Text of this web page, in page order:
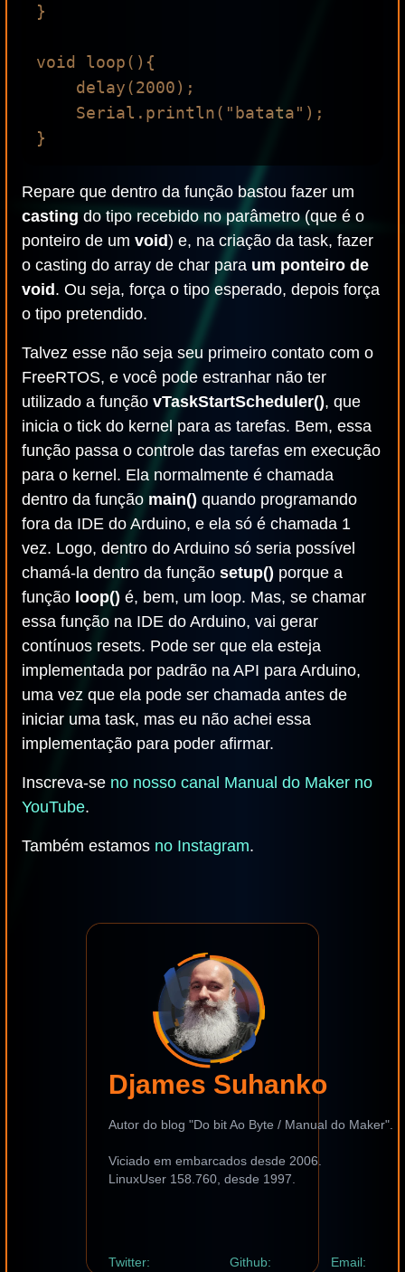
}
void loop(){
Repare que dentro da função bastou fazer um
casting do tipo recebido no parâmetro (que é o
ponteiro de um void) e, na criação da task, fazer
o casting do array de char para um ponteiro de
void . Ou seja, força o tipo esperado, depois força
o tipo pretendido.
Talvez esse não seja seu primeiro contato com o
FreeRTOS, e você pode estranhar não ter
utilizado a função vTaskStartScheduler(), que
inicia o tick do kernel para as tarefas. Bem, essa
função passa o controle das tarefas em execução
para o kernel. Ela normalmente é chamada
dentro da função main() quando programando
fora da IDE do Arduino, e ela só é chamada 1
vez. Logo, dentro do Arduino só seria possível
chamá-la dentro da função setup() porque a
função loop() é, bem, um loop. Mas, se chamar
essa função na IDE do Arduino, vai gerar
contínuos resets. Pode ser que ela esteja
implementada por padrão na API para Arduino,
uma vez que ela pode ser chamada antes de
iniciar uma task, mas eu não achei essa
implementação para poder afirmar.
Inscreva-se no nosso canal Manual do Maker no
YouTube.
Também estamos no Instagram.
Djames Suhanko
Autor do blog "Do bit Ao Byte / Manual do Maker".
Viciado em embarcados desde 2006.
LinuxUser 158.760, desde 1997.
Twitter:
Github:
Email: